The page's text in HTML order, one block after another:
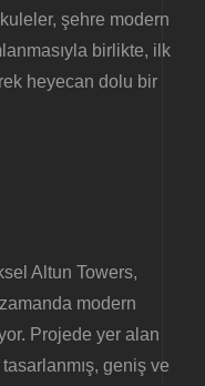
şehre modern
birlikte, ilk
heyecan dolu bir
Altun Towers,
modern
Projede yer alan
geniş ve